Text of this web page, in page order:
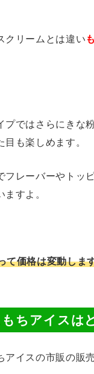
クリームとは違い
プではさらにきな
目も楽しめます。
フレーバーやトッ
ますよ。
て価格は変動し
ちアイスは
アイスの市販の販